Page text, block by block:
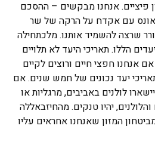
פיציים. אנחנו מבקשים – ההסכם
אונס עם אקדח על הרקה של שר
שרצה להשמיד אותנו. מלכתחילה
הללו. תאריכי היעד לא תלויים
אנחנו חפצי חיים ורוצים לקיים
יעד נכונים של חמש שנים. אם
לולנים באביבים, מרגליות או
יהיו טנקים. מהחיזבאללה
המזון שאנחנו אחראים עליו